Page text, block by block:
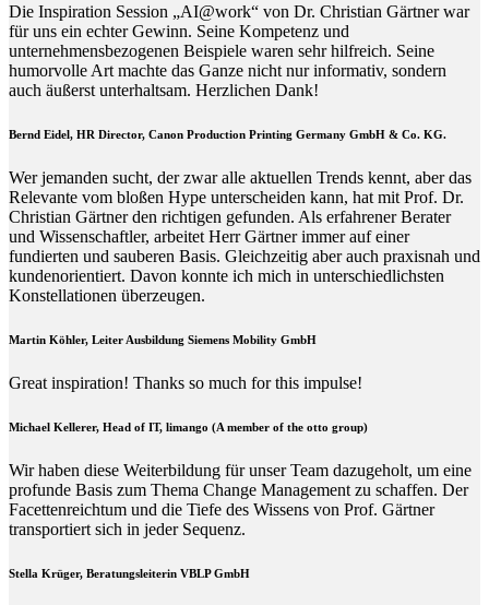
Die Inspiration Session „AI@work“ von Dr. Christian Gärtner war
für uns ein echter Gewinn. Seine Kompetenz und
unternehmensbezogenen Beispiele waren sehr hilfreich. Seine
humorvolle Art machte das Ganze nicht nur informativ, sondern
auch äußerst unterhaltsam. Herzlichen Dank!
Bernd Eidel, HR Director, Canon Production Printing Germany GmbH & Co. KG.
Wer jemanden sucht, der zwar alle aktuellen Trends kennt, aber das
Relevante vom bloßen Hype unterscheiden kann, hat mit Prof. Dr.
Christian Gärtner den richtigen gefunden. Als erfahrener Berater
und Wissenschaftler, arbeitet Herr Gärtner immer auf einer
fundierten und sauberen Basis. Gleichzeitig aber auch praxisnah und
kundenorientiert. Davon konnte ich mich in unterschiedlichsten
Konstellationen überzeugen.
Martin Köhler, Leiter Ausbildung Siemens Mobility GmbH
Great inspiration! Thanks so much for this impulse!
Michael Kellerer, Head of IT, limango (A member of the otto group)
Wir haben diese Weiterbildung für unser Team dazugeholt, um eine
profunde Basis zum Thema Change Management zu schaffen. Der
Facettenreichtum und die Tiefe des Wissens von Prof. Gärtner
transportiert sich in jeder Sequenz.
Stella Krüger, Beratungsleiterin VBLP GmbH